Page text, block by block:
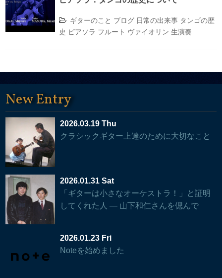
ギターのこと ブログ 日常の出来事 タンゴの歴
史 ピアソラ フルート ヴァイオリン 生演奏
New Entry
2026.03.19 Thu
クラシックギター上達のために大切なこと
2026.01.31 Sat
「ギターは小さなオーケストラ！」と証明
してくれた人 — 山下和仁さんを偲んで
2026.01.23 Fri
Noteを始めました